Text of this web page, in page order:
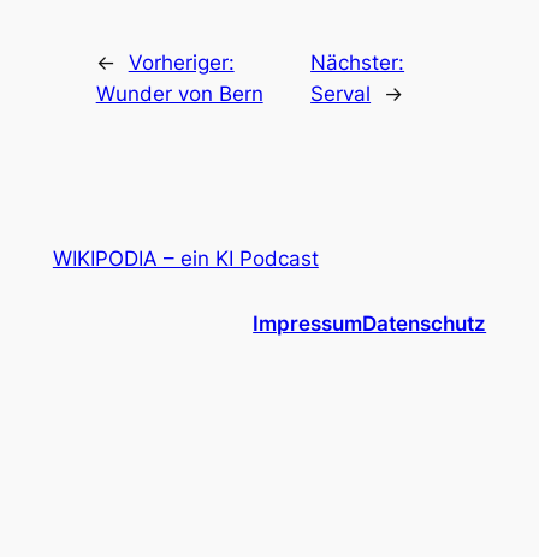
← Vorheriger:
Wunder von Bern
Nächster:
Serval
→
WIKIPODIA – ein KI Podcast
ImpressumDatenschutz